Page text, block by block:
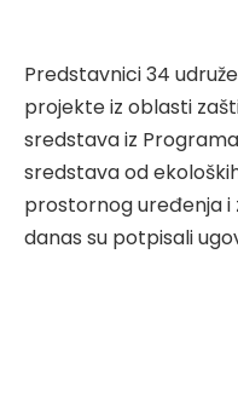
Predstavnici 34
projekte iz oblasti
sredstava iz
sredstava od
prostornog uređenja i
danas su potpisali